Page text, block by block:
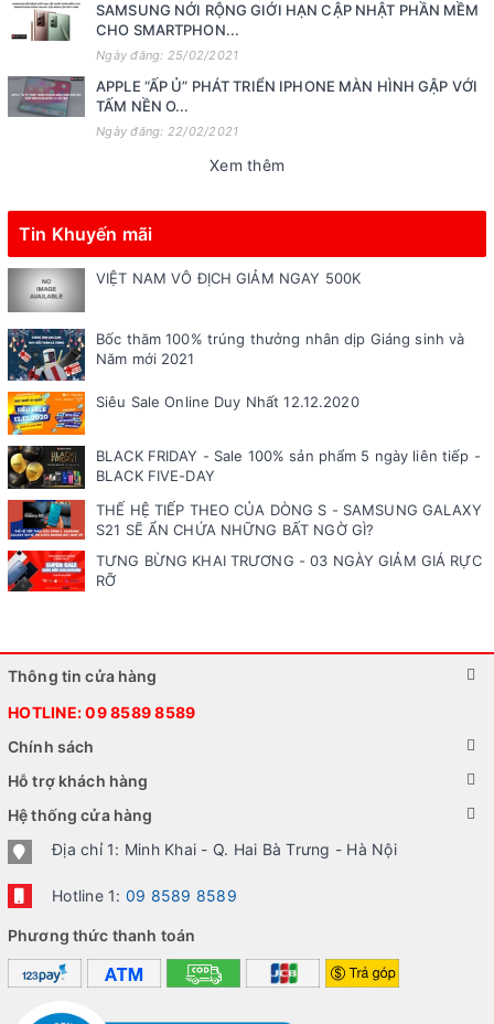
SAMSUNG NỚI RỘNG GIỚI HẠN CẬP NHẬT PHẦN MỀM
CHO SMARTPHON...
Ngày đăng: 25/02/2021
APPLE “ẤP Ủ” PHÁT TRIỂN IPHONE MÀN HÌNH GẬP VỚI
TẤM NỀN O...
Ngày đăng: 22/02/2021
Xem thêm
Tin Khuyến mãi
VIỆT NAM VÔ ĐỊCH GIẢM NGAY 500K
Bốc thăm 100% trúng thưởng nhân dịp Giáng sinh và
Năm mới 2021
Siêu Sale Online Duy Nhất 12.12.2020
BLACK FRIDAY - Sale 100% sản phẩm 5 ngày liên tiếp -
BLACK FIVE-DAY
THẾ HỆ TIẾP THEO CỦA DÒNG S - SAMSUNG GALAXY
S21 SẼ ẨN CHỨA NHỮNG BẤT NGỜ GÌ?
TƯNG BỪNG KHAI TRƯƠNG - 03 NGÀY GIẢM GIÁ RỰC
RỠ
Thông tin cửa hàng
HOTLINE:09 8589 8589
Chính sách
Hỗ trợ khách hàng
Hệ thống cửa hàng
Địa chỉ 1: Minh Khai - Q. Hai Bà Trưng - Hà Nội
Hotline 1: 09 8589 8589
Phương thức thanh toán